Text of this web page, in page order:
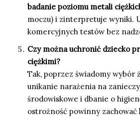
badanie poziomu metali
moczu) i zinterpretuje wyniki.
komercyjnych testów bez
Czy można uchronić dziecko
ciężkimi?
Tak, poprzez świadomy wybór
unikanie narażenia na
środowiskowe i dbanie o
ostrożność powinny zachować